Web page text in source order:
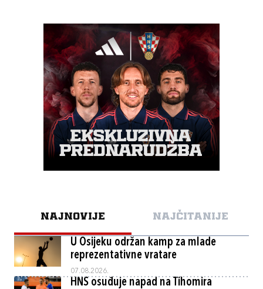
NAJNOVIJE NAJČITANIJE
U Osijeku održan kamp za mlade
reprezentativne vratare
07.08.2026.
HNS osuđuje napad na Tihomira